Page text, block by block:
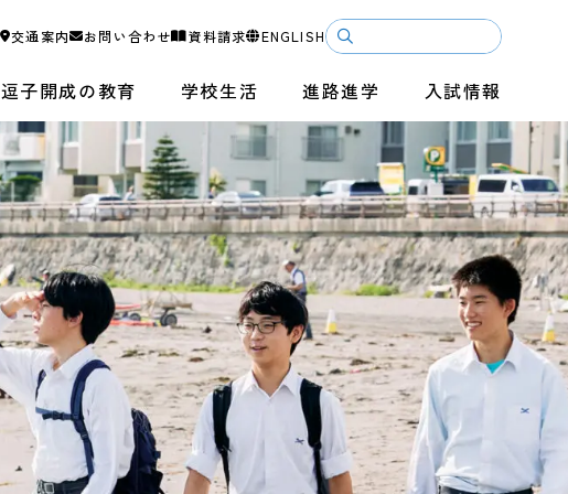
逗子開成の教育 学校生活 進路進学 入試情報
交通案内 お問い合わせ 資料請求 ENGLISH